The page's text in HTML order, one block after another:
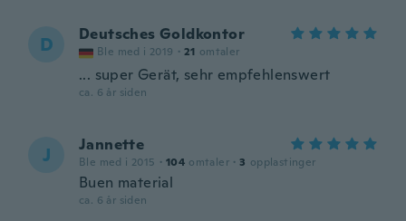
D Deutsches Goldkontor
Ble med i 2019 · 21 omtaler
... super Gerät, sehr empfehlenswert
ca. 6 år siden
J Jannette
Ble med i 2015 · 104 omtaler · 3 opplastinger
Buen material
ca. 6 år siden